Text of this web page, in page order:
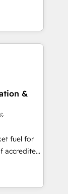
and
to work...
team
Pipedrive,
Hub,
42001
&
fuel for
and make